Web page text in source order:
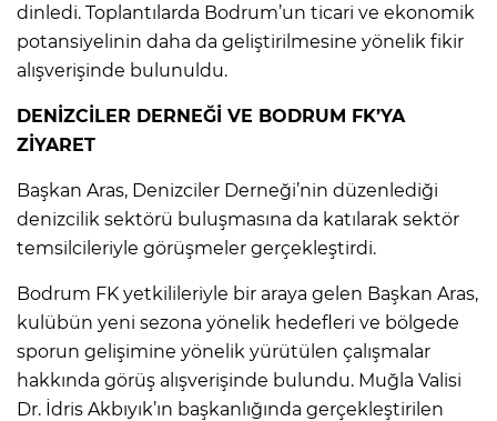
dinledi. Toplantılarda Bodrum’un ticari ve ekonomik
potansiyelinin daha da geliştirilmesine yönelik fikir
alışverişinde bulunuldu.
DENİZCİLER DERNEĞİ VE BODRUM FK’YA
ZİYARET
Başkan Aras, Denizciler Derneği’nin düzenlediği
denizcilik sektörü buluşmasına da katılarak sektör
temsilcileriyle görüşmeler gerçekleştirdi.
Bodrum FK yetkilileriyle bir araya gelen Başkan Aras,
kulübün yeni sezona yönelik hedefleri ve bölgede
sporun gelişimine yönelik yürütülen çalışmalar
hakkında görüş alışverişinde bulundu. Muğla Valisi
Dr. İdris Akbıyık’ın başkanlığında gerçekleştirilen